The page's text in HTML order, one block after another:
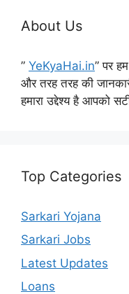
About Us
” YeKyaHai.in” पर
और तरह तरह की
हमारा उद्देश्य है आपको
Top Categories
Sarkari Yojana
Sarkari Jobs
Latest Updates
Loans